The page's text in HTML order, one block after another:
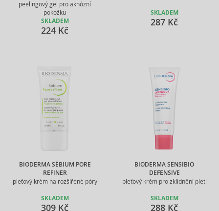
peelingový gel pro aknózní
pokožku
SKLADEM
224 Kč
SKLADEM
287 Kč
BIODERMA SÉBIUM PORE
REFINER
pleťový krém na rozšířené póry
SKLADEM
309 Kč
BIODERMA SENSIBIO
DEFENSIVE
pleťový krém pro zklidnění pleti
SKLADEM
288 Kč